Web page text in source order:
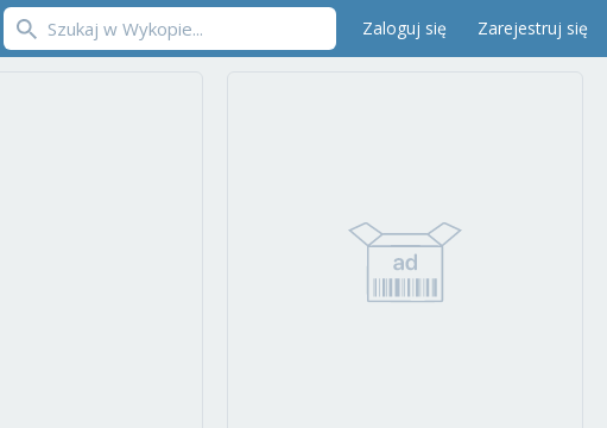
Zaloguj się Zarejestruj się